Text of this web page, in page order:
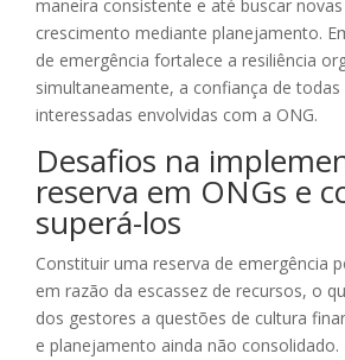
maneira consistente e até buscar
crescimento mediante planejamento.
de emergência fortalece a resiliência
simultaneamente, a confiança de todas
interessadas envolvidas com a ONG.
Desafios na
reserva em ONGs e
superá-los
Constituir uma reserva de emergência
em razão da escassez de recursos, o
dos gestores a questões de cultura
e planejamento ainda não consolidado.